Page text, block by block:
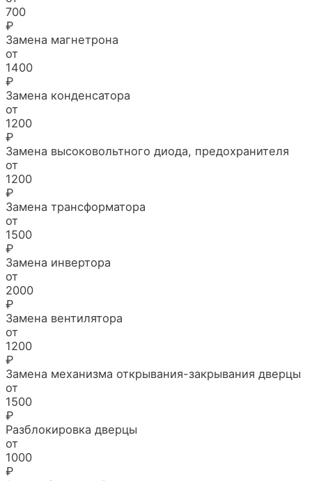
700
₽
Замена магнетрона
от
1400
₽
Замена конденсатора
от
1200
₽
Замена высоковольтного диода, предохранителя
от
1200
₽
Замена трансформатора
от
1500
₽
Замена инвертора
от
2000
₽
Замена вентилятора
от
1200
₽
Замена механизма открывания-закрывания дверцы
от
1500
₽
Разблокировка дверцы
от
1000
₽